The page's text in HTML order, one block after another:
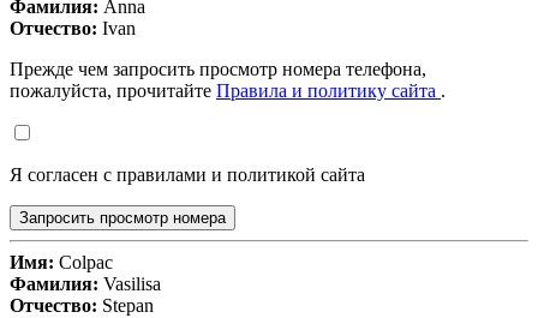
Фамилия: Anna
Отчество: Ivan
Прежде чем запросить просмотр номера телефона,
пожалуйста, прочитайте Правила и политику сайта .
Я согласен с правилами и политикой сайта
Запросить просмотр номера
Имя: Colpac
Фамилия: Vasilisa
Отчество: Stepan